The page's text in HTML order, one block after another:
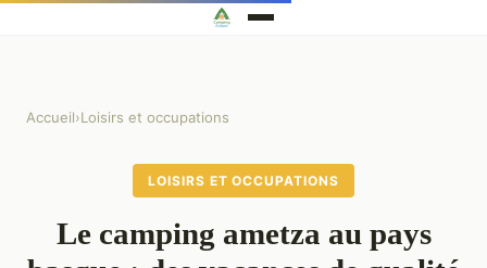
Accueil›Loisirs et occupations
LOISIRS ET OCCUPATIONS
Le camping ametza au pays